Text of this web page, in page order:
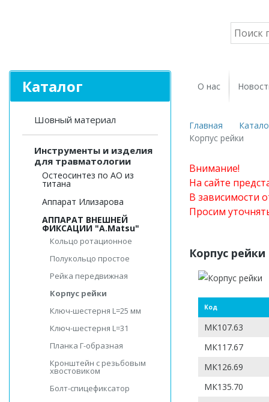
Каталог
Шовный материал
Инструменты и изделия
для травматологии
Остеосинтез по АО из
титана
Аппарат Илизарова
АППАРАТ ВНЕШНЕЙ
ФИКСАЦИИ "A.Matsu"
Кольцо ротационное
Полукольцо простое
Рейка передвижная
Корпус рейки
Ключ-шестерня L=25 мм
Ключ-шестерня L=31
Планка Г-образная
Кронштейн с резьбовым
хвостовиком
Болт-спицефиксатор
О нас
Главная
Корпус рейки
Внимание!
На сайте
В зависимости
Просим
Корпус рейки
Код
MК107.63
MК117.67
MК126.69
MК135.70